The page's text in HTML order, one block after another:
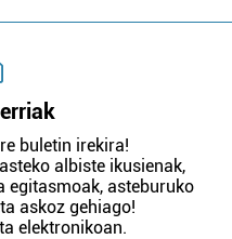
buletin irekira!
albiste ikusienak,
egitasmoak, asteburuko
askoz gehiago!
elektronikoan.